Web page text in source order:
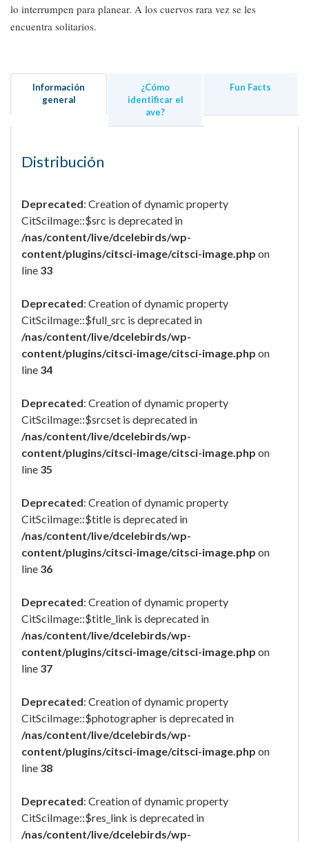
lo interrumpen para planear. A los cuervos rara vez se les
encuentra solitarios.
Información
general
¿Cómo
identificar el
ave?
Fun Facts
Distribución
Deprecated: Creation of dynamic property
CitSciImage::$src is deprecated in
/nas/content/live/dcelebirds/wp-
content/plugins/citsci-image/citsci-image.php on
line 33
Deprecated: Creation of dynamic property
CitSciImage::$full_src is deprecated in
/nas/content/live/dcelebirds/wp-
content/plugins/citsci-image/citsci-image.php on
line 34
Deprecated: Creation of dynamic property
CitSciImage::$srcset is deprecated in
/nas/content/live/dcelebirds/wp-
content/plugins/citsci-image/citsci-image.php on
line 35
Deprecated: Creation of dynamic property
CitSciImage::$title is deprecated in
/nas/content/live/dcelebirds/wp-
content/plugins/citsci-image/citsci-image.php on
line 36
Deprecated: Creation of dynamic property
CitSciImage::$title_link is deprecated in
/nas/content/live/dcelebirds/wp-
content/plugins/citsci-image/citsci-image.php on
line 37
Deprecated: Creation of dynamic property
CitSciImage::$photographer is deprecated in
/nas/content/live/dcelebirds/wp-
content/plugins/citsci-image/citsci-image.php on
line 38
Deprecated: Creation of dynamic property
CitSciImage::$res_link is deprecated in
/nas/content/live/dcelebirds/wp-